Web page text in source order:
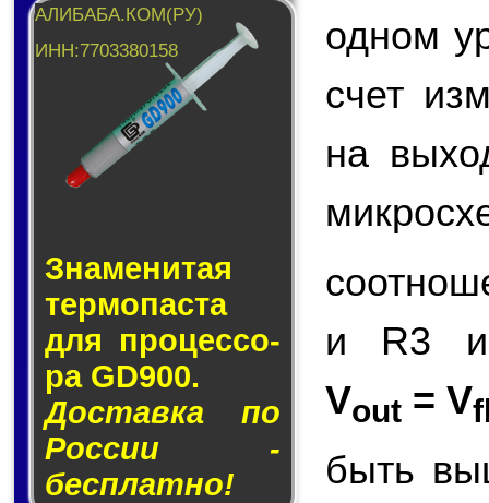
Знаменитая
тер­мо­пас­та
для про­цес­со­
ра GD900.
Доставка по
России -
бесплатно!
одном
счет
на
и R3 и
Vout = V
быть